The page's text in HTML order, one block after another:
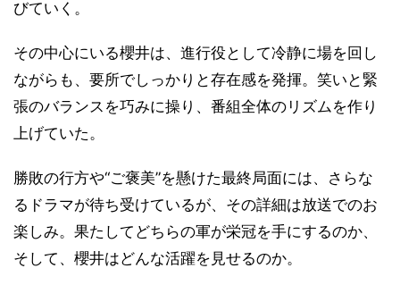
びていく。
その中心にいる櫻井は、進行役として冷静に場を回し
ながらも、要所でしっかりと存在感を発揮。笑いと緊
張のバランスを巧みに操り、番組全体のリズムを作り
上げていた。
勝敗の行方や“ご褒美”を懸けた最終局面には、さらな
るドラマが待ち受けているが、その詳細は放送でのお
楽しみ。果たしてどちらの軍が栄冠を手にするのか、
そして、櫻井はどんな活躍を見せるのか。